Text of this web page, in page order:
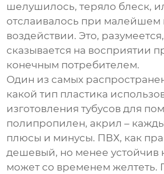
шелушилось, теряло блеск,
отслаивалось при малейшем
воздействии. Это,
сказывается на восприятии
конечным потребителем.
Один из самых
какой тип пластика
изготовлениятубусов для
полипропилен, акрил –
плюсы и минусы. ПВХ, как
дешевый, но менее устойчив
может со временем желтеть.